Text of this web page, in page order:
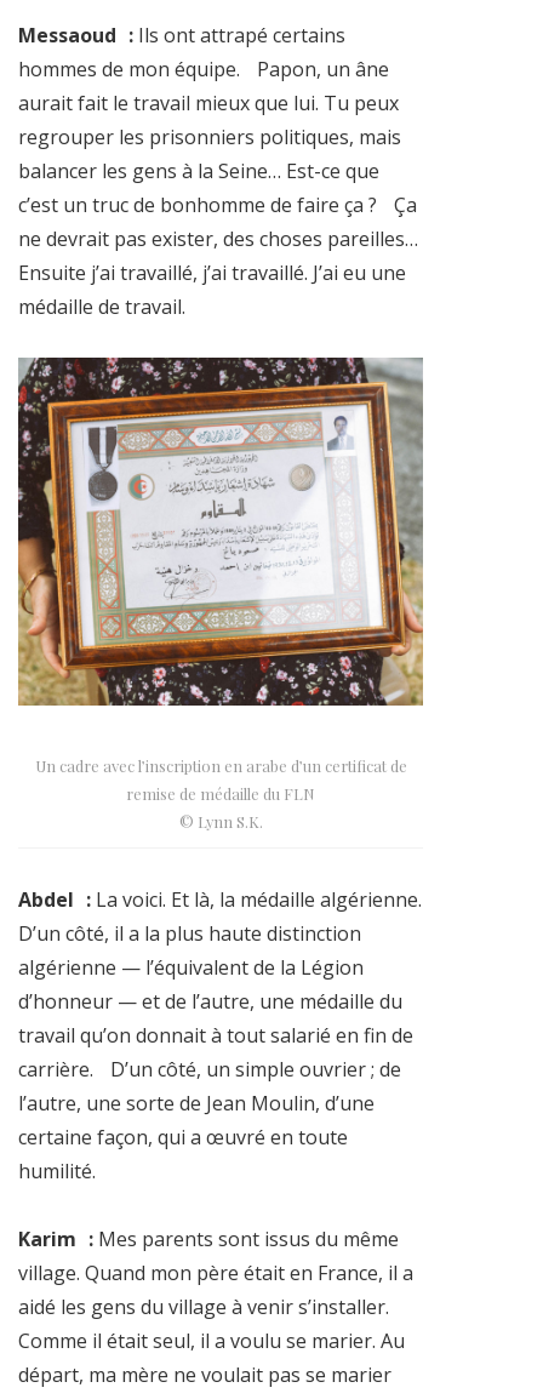
Messaoud : Ils ont attrapé certains
hommes de mon équipe. Papon, un âne
aurait fait le travail mieux que lui. Tu peux
regrouper les prisonniers politiques, mais
balancer les gens à la Seine… Est-ce que
c’est un truc de bonhomme de faire ça ? Ça
ne devrait pas exister, des choses pareilles…
Ensuite j’ai travaillé, j’ai travaillé. J’ai eu une
médaille de travail.
Un cadre avec l’inscription en arabe d’un certificat de
remise de médaille du FLN
© Lynn S.K.
Abdel : La voici. Et là, la médaille algérienne.
D’un côté, il a la plus haute distinction
algérienne — l’équivalent de la Légion
d’honneur — et de l’autre, une médaille du
travail qu’on donnait à tout salarié en fin de
carrière. D’un côté, un simple ouvrier ; de
l’autre, une sorte de Jean Moulin, d’une
certaine façon, qui a œuvré en toute
humilité.
Karim : Mes parents sont issus du même
village. Quand mon père était en France, il a
aidé les gens du village à venir s’installer.
Comme il était seul, il a voulu se marier. Au
départ, ma mère ne voulait pas se marier